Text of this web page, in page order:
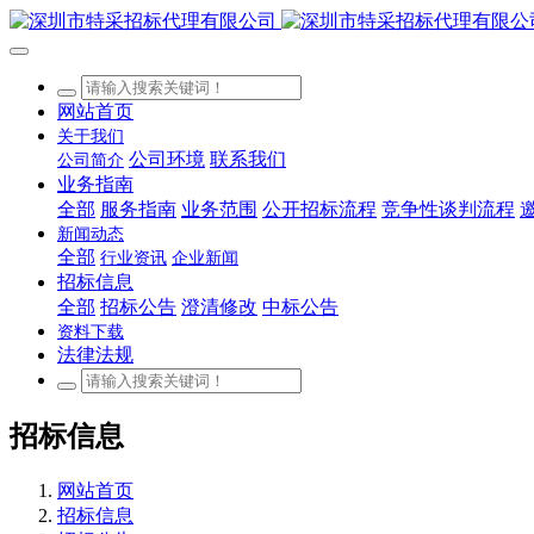
网站首页
关于我们
公司简介 公司环境 联系我们
业务指南
全部 服务指南 业务范围 公开招标流程 竞争性谈判流程
新闻动态
全部 行业资讯 企业新闻
招标信息
全部 招标公告 澄清修改 中标公告
资料下载
法律法规
招标信息
网站首页
招标信息